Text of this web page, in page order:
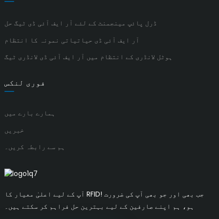
ڈرل پائپ مینجمنٹ کے لئے آر ایف آئی ڈی ٹیگ حل
آر ایف آئی ڈی حیاتیاتی نمونہ کا انتظام
ہوٹل لانڈری کے انتظام میں آر ایف آئی ڈی لانڈری ٹیگ
فوری لنکس
ہمارے بارے میں
خبریں
ہم سے رابطہ کریں۔
آپ کے لیے اعلیٰ معیار کا RFID! جب بھی اور جو بھی آپ کی ضرورت
ہو، ہم اپنے صارفین کے لیے بہترین حل فراہم کر سکتے ہیں۔